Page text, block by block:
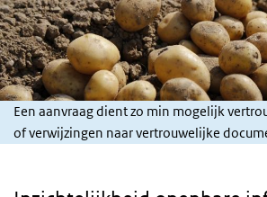
Een aanvraag dient zo min mogelijk
of verwijzingen naar vertrouwelijke